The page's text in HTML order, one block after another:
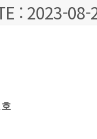
: 2023-
호